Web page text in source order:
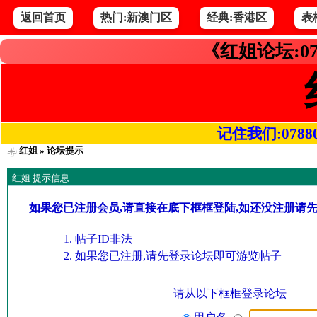
返回首页 热门:新澳门区 经典:香港区 表
《红姐论坛
记住我们
红姐» 论坛提示
红姐 提示信息
如果您已注册会员,请直接在底下框框登陆,如还没注册请
帖子ID非法
如果您已注册,请先登录论坛即可游览帖子
请从以下框框登录论坛